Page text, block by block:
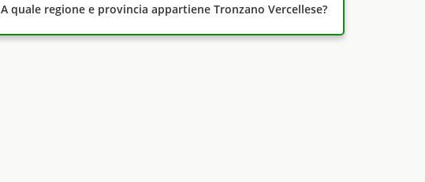
A quale regione e provincia appartiene Tronzano Vercellese?